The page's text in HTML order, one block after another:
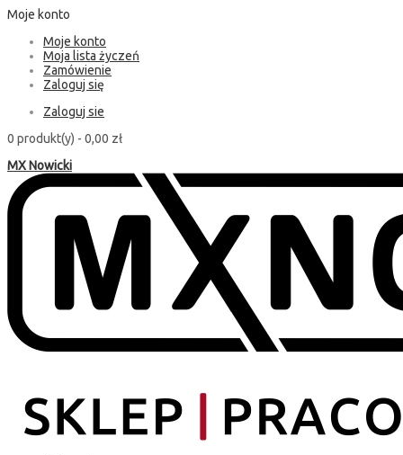
Moje konto
Moje konto
Moja lista życzeń
Zamówienie
Zaloguj się
Zaloguj sie
0 produkt(y) - 0,00 zł
MX Nowicki